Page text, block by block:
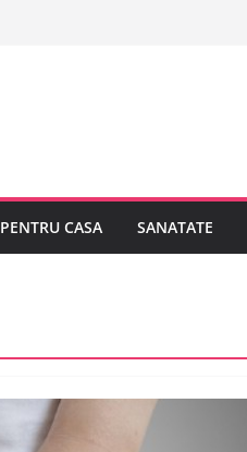
PENTRU CASA SANATATE